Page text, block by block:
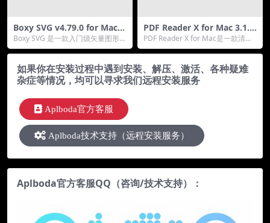
Boxy SVG v4.79.0 for Mac
(SVG图像矢量编辑器)
Boxy SVG 是一款入门级矢量图形编
辑器，具有全套基本功能、易于学
习的选项卡...
PDF Reader X for Mac 3.1.0
(PDF编辑阅读器)中文版
PDF Reader X for Mac是一款清爽
的多标签PDF阅读器，让你的阅...
如果你在安装过程中遇到安装、解压、激活、各种疑难
杂症等情况，均可以寻求我们远程安装服务
Aplboda官方客服
Aplboda技术支持（远程安装服务）
Aplboda官方客服QQ（咨询/技术支持）：